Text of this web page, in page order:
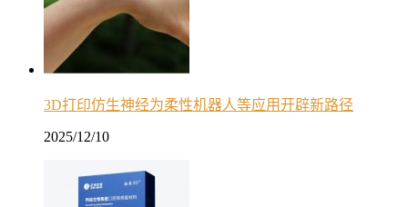
3D打印仿生神经为柔性机器人等应用开辟新路径
2025/12/10